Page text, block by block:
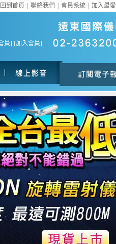
回到首頁 聯絡我們 會員系統 加入最愛
員] [加入會員]